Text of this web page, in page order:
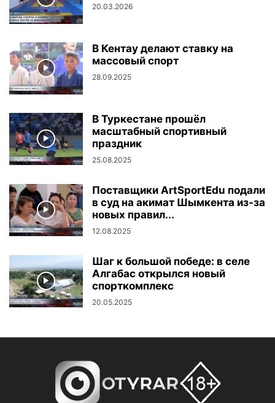
20.03.2026
В Кентау делают ставку на
массовый спорт
28.09.2025
В Туркестане прошёл
масштабный спортивный
праздник
25.08.2025
Поставщики ArtSportEdu подали
в суд на акимат Шымкента из-за
новых правил...
12.08.2025
Шаг к большой победе: в селе
Алгабас открылся новый
спорткомплекс
20.05.2025